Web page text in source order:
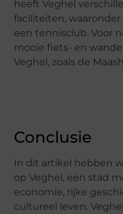
heeft Veghel
faciliteiten,
een tennisclub. Voor
mooie fiets- en
Veghel, zoals de
Conclusie
In dit artikel hebben
op Veghel, een stad
economie, rijke
cultureel leven.